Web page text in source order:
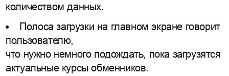
количеством данных.
Полоса загрузки на главном экране говорит
пользователю,
что нужно немного подождать, пока загрузятся
актуальные курсы обменников.